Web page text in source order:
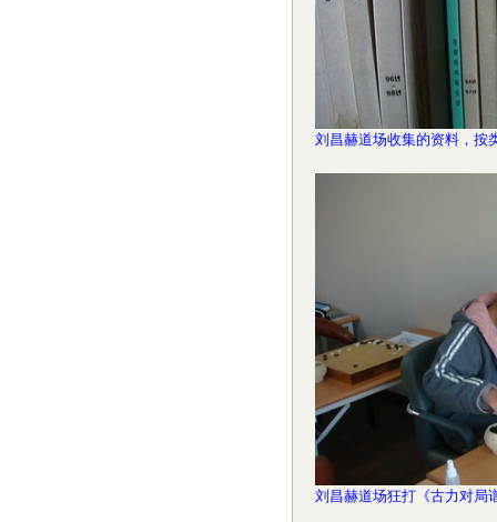
刘昌赫道场收集的资料，按
刘昌赫道场狂打《古力对局